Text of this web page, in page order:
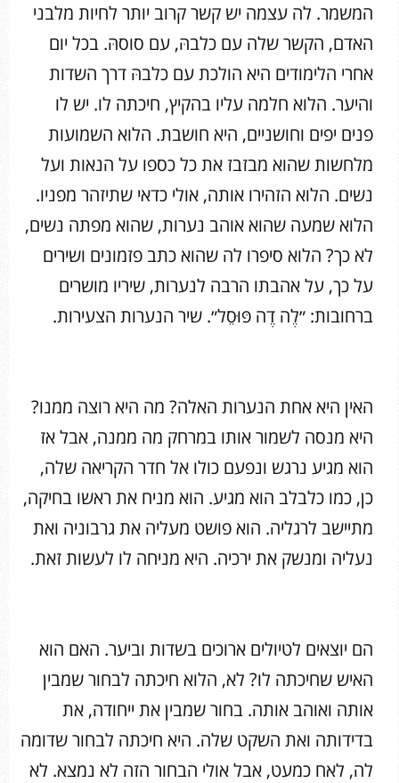
המשמר. לה עצמה יש קשר קרוב יותר לחיות מלבני
האדם, הקשר שלה עם כלבהּ, עם סוסהּ. בכל יום
אחרי הלימודים היא הולכת עם כלבהּ דרך השדות
והיער. הלוא חלמה עליו בהקיץ, חיכתה לו. יש לו
פנים יפים וחושניים, היא חושבת. הלוא השמועות
מלחשות שהוא מבזבז את כל כספו על הנאות ועל
נשים. הלוא הזהירו אותה, אולי כדאי שתיזהר מפניו.
הלוא שמעה שהוא אוהב נערות, שהוא מפתה נשים,
לא כך? הלוא סיפרו לה שהוא כתב פזמונים ושירים
על כך, על אהבתו הרבה לנערות, שיריו מושרים
ברחובות: ״לֶה דֶה פּוּסֵל״. שיר הנערות הצעירות.
האין היא אחת הנערות האלה? מה היא רוצה ממנו?
היא מנסה לשמור אותו במרחק מה ממנה, אבל אז
הוא מגיע נרגש ונפעם כולו אל חדר הקריאה שלה,
כן, כמו כלבלב הוא מגיע. הוא מניח את ראשו בחיקה,
מתיישב לרגליה. הוא פושט מעליה את גרבוניה ואת
נעליה ומנשק את ירכיה. היא מניחה לו לעשות זאת.
הם יוצאים לטיולים ארוכים בשדות וביער. האם הוא
האיש שחיכתה לו? לא, הלוא חיכתה לבחור שמבין
אותה ואוהב אותה. בחור שמבין את ייחודה, את
בדידותה ואת השקט שלה. היא חיכתה לבחור שדומה
לה, לאח כמעט, אבל אולי הבחור הזה לא נמצא. לא